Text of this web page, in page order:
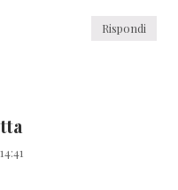
Rispondi